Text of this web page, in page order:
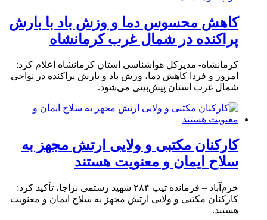
کاهش محسوس دما و وزش باد با بارش
پراکنده در شمال غرب کرمانشاه
کرمانشاه- مدیرکل هواشناسی استان کرمانشاه اعلام کرد:
امروز و فردا کاهش دما، وزش باد و بارش پراکنده در نواحی
شمال غرب استان پیش‌بینی می‌شود.
کارکنان مکتبی و ولایی ارتش مجهز به
سلاح ایمان و معنویت هستند
خرم‌آباد – فرمانده تیپ ۲۸۴ شهید رستمی نزاجا، تأکید کرد:
کارکنان مکتبی و ولایی ارتش مجهز به سلاح ایمان و معنویت
هستند.